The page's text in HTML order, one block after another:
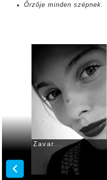
Őrzője minden szépnek.
Zavar...